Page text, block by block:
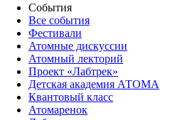
События
Все события
Фестивали
Атомные дискуссии
Атомный лекторий
Проект «Лабтрек»
Детская академия АТОМА
Квантовый класс
Атомаренок